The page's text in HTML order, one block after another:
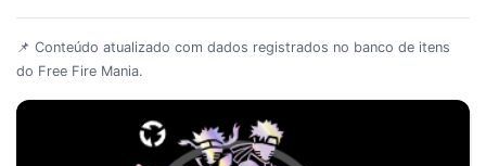
📌 Conteúdo atualizado com dados registrados no banco de itens
do Free Fire Mania.